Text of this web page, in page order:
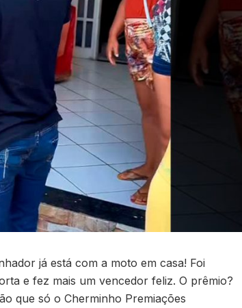
já está com a moto em casa! Foi
e fez mais um vencedor feliz. O prêmio?
que só o Cherminho Premiações